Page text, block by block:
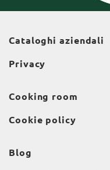
Cataloghi aziendali
Privacy
Cooking room
Cookie policy
Blog